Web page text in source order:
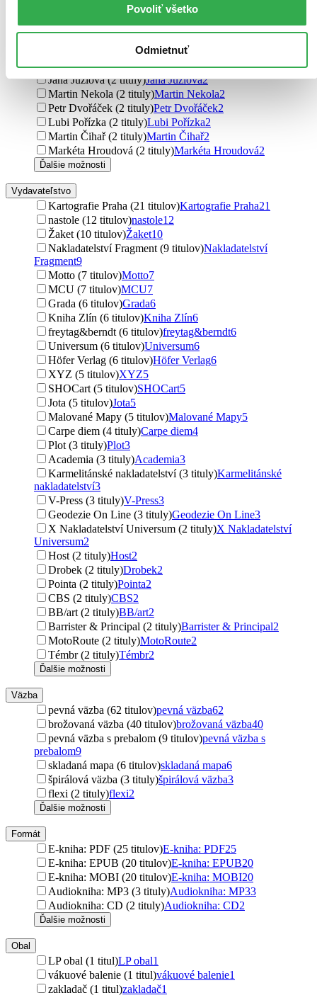
Povoliť všetko
Odmietnuť
Martin Hurin (2 tituly)Martin Hurin
Jitka Lenková (2 tituly)Jitka Lenková2
Eva Obůrková (2 tituly)Eva Obůrková2
Daniel Kovář (2 tituly)Daniel Kovář
Milan Průša (2 tituly)Milan Průša2
Jana Jůzlová (2 tituly)Jana Jůzlová2
Martin Nekola (2 tituly)Martin Nekola2
Petr Dvořáček (2 tituly)Petr Dvořáček2
Lubi Pořízka (2 tituly)Lubi Pořízka2
Martin Čihař (2 tituly)Martin Čihař2
Markéta Hroudová (2 tituly)Markéta Hroudová2
Ďalšie možnosti
Vydavateľstvo
Kartografie Praha (21 titulov)Kartografie Praha21
nastole (12 titulov)nastole12
Žaket (10 titulov)Žaket10
Nakladatelství Fragment (9 titulov)Nakladatelství
Fragment9
Motto (7 titulov)Motto7
MCU (7 titulov)MCU7
Grada (6 titulov)Grada6
Kniha Zlín (6 titulov)Kniha Zlín6
freytag&berndt (6 titulov)freytag&berndt6
Universum (6 titulov)Universum6
Höfer Verlag (6 titulov)Höfer Verlag6
XYZ (5 titulov)XYZ5
SHOCart (5 titulov)SHOCart5
Jota (5 titulov)Jota5
Malované Mapy (5 titulov)Malované Mapy5
Carpe diem (4 tituly)Carpe diem4
Plot (3 tituly)Plot3
Academia (3 tituly)Academia3
Karmelitánské nakladatelství (3 tituly)Karmelitánské
nakladatelství3
V-Press (3 tituly)V-Press3
Geodezie On Line (3 tituly)Geodezie On Line3
X Nakladatelství Universum (2 tituly)X Nakladatelství
Universum2
Host (2 tituly)Host2
Drobek (2 tituly)Drobek2
Pointa (2 tituly)Pointa2
CBS (2 tituly)CBS2
BB/art (2 tituly)BB/art2
Barrister & Principal (2 tituly)Barrister & Principal2
MotoRoute (2 tituly)MotoRoute2
Témbr (2 tituly)Témbr2
Ďalšie možnosti
Väzba
pevná väzba (62 titulov)pevná väzba62
brožovaná väzba (40 titulov)brožovaná väzba40
pevná väzba s prebalom (9 titulov)pevná väzba s
prebalom9
skladaná mapa (6 titulov)skladaná mapa6
špirálová väzba (3 tituly)špirálová väzba3
flexi (2 tituly)flexi2
Ďalšie možnosti
Formát
E-kniha: PDF (25 titulov)E-kniha: PDF25
E-kniha: EPUB (20 titulov)E-kniha: EPUB20
E-kniha: MOBI (20 titulov)E-kniha: MOBI20
Audiokniha: MP3 (3 tituly)Audiokniha: MP33
Audiokniha: CD (2 tituly)Audiokniha: CD2
Ďalšie možnosti
Obal
LP obal (1 titul)LP obal1
vákuové balenie (1 titul)vákuové balenie1
zakladač (1 titul)zakladač1